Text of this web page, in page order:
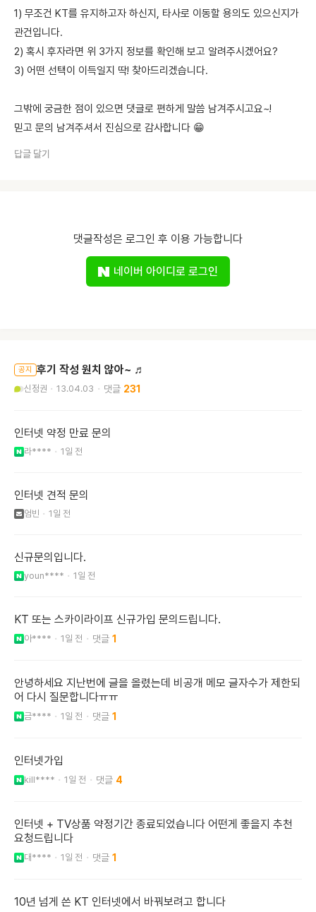
1) 무조건 KT를 유지하고자 하신지, 타사로 이동할 용의도 있으신지가
관건입니다.
2) 혹시 후자라면 위 3가지 정보를 확인해 보고 알려주시겠어요?
3) 어떤 선택이 이득일지 딱! 찾아드리겠습니다.
그밖에 궁금한 점이 있으면 댓글로 편하게 말씀 남겨주시고요~!
믿고 문의 남겨주셔서 진심으로 감사합니다 😁
답글 달기
댓글작성은 로그인 후 이용 가능합니다
네이버 아이디로 로그인
공지 후기 작성 원치 않아~ ♬
신정권 13.04.03 231
인터넷 약정 만료 문의
라**** 1일 전
인터넷 견적 문의
엄빈 1일 전
신규문의입니다.
youn**** 1일 전
KT 또는 스카이라이프 신규가입 문의드립니다.
아**** 1일 전 1
안녕하세요 지난번에 글을 올렸는데 비공개 메모 글자수가 제한되
어 다시 질문합니다ㅠㅠ
금**** 1일 전 1
인터넷가입
kill**** 1일 전 4
인터넷 + TV상품 약정기간 종료되었습니다 어떤게 좋을지 추천
요청드립니다
대**** 1일 전 1
10년 넘게 쓴 KT 인터넷에서 바꿔보려고 합니다